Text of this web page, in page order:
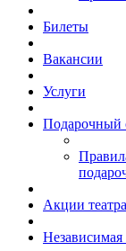
Билеты
Вакансии
Услуги
Подарочный
Акции театра
Независимая